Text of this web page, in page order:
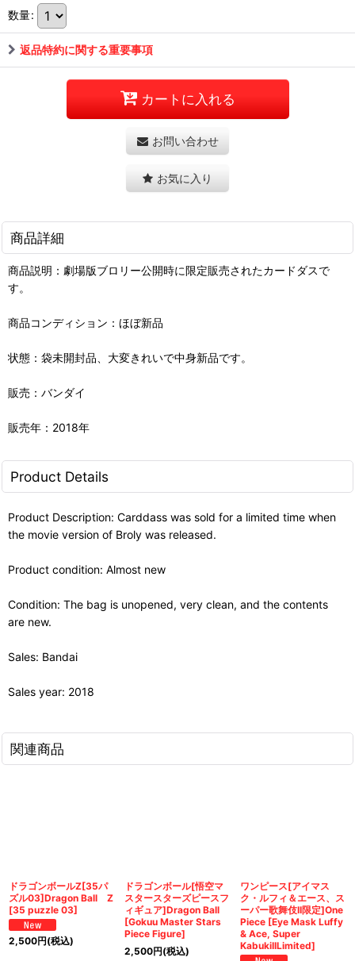
数量:
返品特約に関する重要事項
カートに入れる
お問い合わせ
お気に入り
商品詳細
商品説明：劇場版ブロリー公開時に限定販売されたカードダスで
す。
商品コンディション：ほぼ新品
状態：袋未開封品、大変きれいで中身新品です。
販売：バンダイ
販売年：2018年
Product Details
Product Description: Carddass was sold for a limited time when
the movie version of Broly was released.
Product condition: Almost new
Condition: The bag is unopened, very clean, and the contents
are new.
Sales: Bandai
Sales year: 2018
関連商品
ドラゴンボールZ[35パ
ズル03]Dragon Ball Z
[35 puzzle 03]
2,500円(税込)
ドラゴンボール[悟空マ
スタースターズピースフ
ィギュア]Dragon Ball
[Gokuu Master Stars
Piece Figure]
2,500円(税込)
ワンピース[アイマス
ク・ルフィ＆エース、ス
ーパー歌舞伎II限定]One
Piece [Eye Mask Luffy
& Ace, Super
KabukiIILimited]